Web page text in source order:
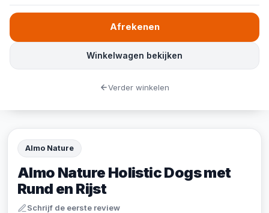
Almo Nature
Almo Nature Holistic Dogs met
Rund en Rijst
Schrijf de eerste review
Winkelwagen bekijken
Afrekenen
Verder winkelen